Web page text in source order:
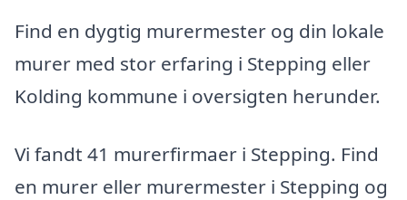
Find en dygtig murermester og din lokale
murer med stor erfaring i Stepping eller
Kolding kommune i oversigten herunder.
Vi fandt 41 murerfirmaer i Stepping. Find
en murer eller murermester i Stepping og